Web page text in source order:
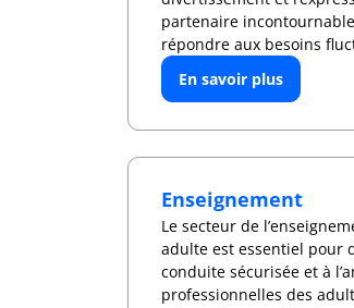
partenaire
répondre aux besoins
En savoir plus
Enseignement
Le secteur de
adulte est essentiel pour
conduite sécurisée et à
professionnelles des